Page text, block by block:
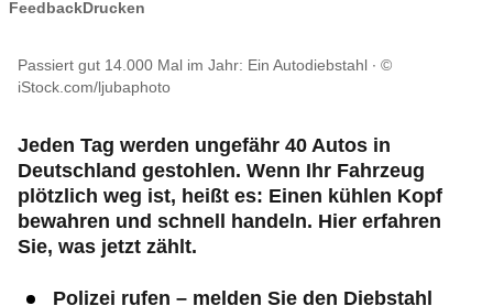
FeedbackDrucken
Passiert gut 14.000 Mal im Jahr: Ein Autodiebstahl
©
iStock.com/ljubaphoto
Jeden Tag werden ungefähr 40 Autos in
Deutschland gestohlen. Wenn Ihr Fahrzeug
plötzlich weg ist, heißt es: Einen kühlen Kopf
bewahren und schnell handeln. Hier erfahren
Sie, was jetzt zählt.
Polizei rufen – melden Sie den Diebstahl